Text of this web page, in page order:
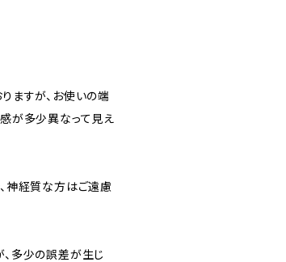
ますが、お使いの端
が多少異なって見え
神経質な方はご遠慮
多少の誤差が生じ